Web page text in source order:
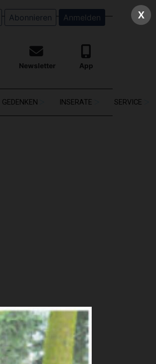
Abonnieren Anmelden
Newsletter App
GEDENKEN INSERATE SERVICE
X